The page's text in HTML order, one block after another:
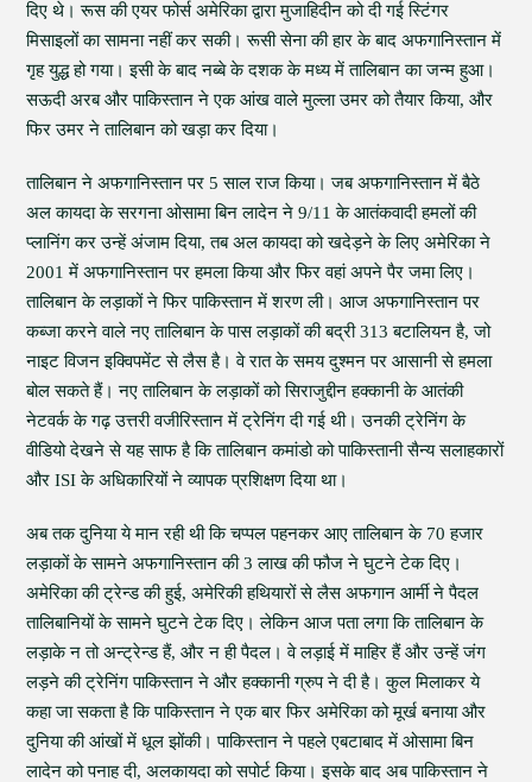
दिए थे। रूस की एयर फोर्स अमेरिका द्वारा मुजाहिदीन को दी गई स्टिंगर
मिसाइलों का सामना नहीं कर सकी। रूसी सेना की हार के बाद अफगानिस्तान में
गृह युद्ध हो गया। इसी के बाद नब्बे के दशक के मध्य में तालिबान का जन्म हुआ।
सऊदी अरब और पाकिस्तान ने एक आंख वाले मुल्ला उमर को तैयार किया, और
फिर उमर ने तालिबान को खड़ा कर दिया।
तालिबान ने अफगानिस्तान पर 5 साल राज किया। जब अफगानिस्तान में बैठे
अल कायदा के सरगना ओसामा बिन लादेन ने 9/11 के आतंकवादी हमलों की
प्लानिंग कर उन्हें अंजाम दिया, तब अल कायदा को खदेड़ने के लिए अमेरिका ने
2001 में अफगानिस्तान पर हमला किया और फिर वहां अपने पैर जमा लिए।
तालिबान के लड़ाकों ने फिर पाकिस्तान में शरण ली। आज अफगानिस्तान पर
कब्जा करने वाले नए तालिबान के पास लड़ाकों की बद्री 313 बटालियन है, जो
नाइट विजन इक्विपमेंट से लैस है। वे रात के समय दुश्मन पर आसानी से हमला
बोल सकते हैं। नए तालिबान के लड़ाकों को सिराजुद्दीन हक्कानी के आतंकी
नेटवर्क के गढ़ उत्तरी वजीरिस्तान में ट्रेनिंग दी गई थी। उनकी ट्रेनिंग के
वीडियो देखने से यह साफ है कि तालिबान कमांडो को पाकिस्तानी सैन्य सलाहकारों
और ISI के अधिकारियों ने व्यापक प्रशिक्षण दिया था।
अब तक दुनिया ये मान रही थी कि चप्पल पहनकर आए तालिबान के 70 हजार
लड़ाकों के सामने अफगानिस्तान की 3 लाख की फौज ने घुटने टेक दिए।
अमेरिका की ट्रेन्ड की हुई, अमेरिकी हथियारों से लैस अफगान आर्मी ने पैदल
तालिबानियों के सामने घुटने टेक दिए। लेकिन आज पता लगा कि तालिबान के
लड़ाके न तो अन्ट्रेन्ड हैं, और न ही पैदल। वे लड़ाई में माहिर हैं और उन्हें जंग
लड़ने की ट्रेनिंग पाकिस्तान ने और हक्कानी ग्रुप ने दी है। कुल मिलाकर ये
कहा जा सकता है कि पाकिस्तान ने एक बार फिर अमेरिका को मूर्ख बनाया और
दुनिया की आंखों में धूल झोंकी। पाकिस्तान ने पहले एबटाबाद में ओसामा बिन
लादेन को पनाह दी, अलकायदा को सपोर्ट किया। इसके बाद अब पाकिस्तान ने